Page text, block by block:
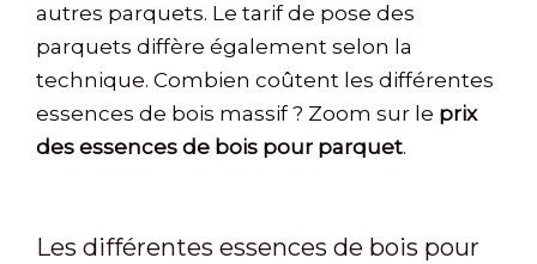
autres parquets. Le tarif de pose des
parquets diffère également selon la
technique. Combien coûtent les différentes
essences de bois massif ? Zoom sur le prix
des essences de bois pour parquet.
Les différentes essences de bois pour